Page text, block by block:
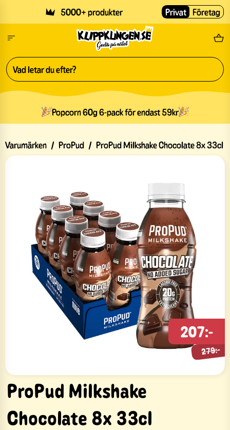
5000+ produkter Fri
Privat Företag
Popcorn 60g 6-pack för endast 59kr
Varumärken / ProPud / ProPud Milkshake Chocolate 8x 33cl
ProPud Milkshake
Chocolate 8x 33cl
207:-
279:-
279:-